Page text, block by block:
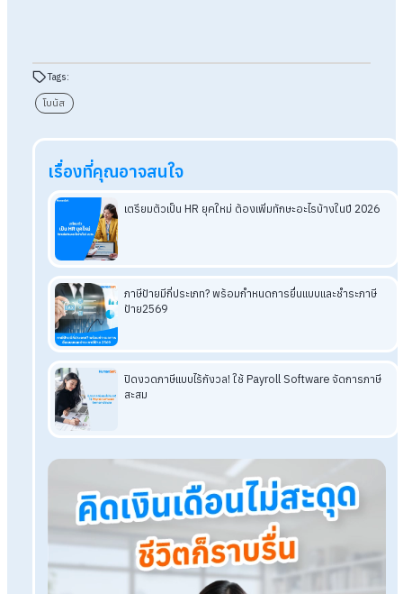
ได้รับโบนัสก็ได้ ขึ้นอยู่กับเงื่อนไขที่บริษัทกำหนด เช่น ระเบียบการจ่
โบนัส,สัญญาจ้าง
หรือไม่ ดังนั้น ทั้งนายจ้างและพนักงานควรตรวจสอบระเบียบข้อบั
เกี่ยวกับการจ่ายโบนัสของบริษัทให้ชัดเจน เพื่อป้องกันความเข้าใจ
คลาดเคลื่อนและข้อพิพาทที่อาจเกิดขึ้นในภายหลัง
อ่านบทความที่เกี่ยวข้องเพิ่มเติม
จ่ายโบนัสไม่ปนเงินเดือนแยกงวดชัดทุกเลขด้วยโปรแกรมเงิน
เดือน
แจกฟรี! ตารางคำนวณโบนัสพนักงาน ใส่สูตรให้ครบนำไปใช้ได้
เลย
การจ่ายโบนัสตามกฎหมาย หักภาษี ณ ที่จ่ายกี่เปอร์เซ็นต์?
Prorateเงินเดือน Prorate โบนัส คืออะไร?พร้อมวิธีคิด
โปรแกรมเงินเดือน HumanSoft
ทดลองใช้ฟรี 30 วัน
ครบทุกฟังก์ชัน
บริการขึ้นระบบ ฟรี ไม่มีค่าใช้จ่ายใดๆ ทั้งสิ้น ยกเลิกเมื่อไหร่ก็ได้